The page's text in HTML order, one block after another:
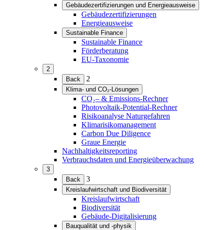
Gebäudezertifizierungen und Energieausweise
(Menü
erweitern)
Gebäudezertifizierungen
Energieausweise
Sustainable Finance
(Menü
erweitern)
Sustainable Finance
Förderberatung
EU-Taxonomie
2
(Menü
erweitern)
Back 2
Klima- und CO₂-Lösungen
(Menü
erweitern)
CO₂– & Emissions-Rechner
Photovoltaik-Potential-Rechner
Risikoanalyse Naturgefahren
Klimarisikomanagement
Carbon Due Diligence
Graue Energie
Nachhaltigkeitsreporting
Verbrauchsdaten und Energieüberwachung
3
(Menü
erweitern)
Back 3
Kreislaufwirtschaft und Biodiversität
(Menü
erweitern)
Kreislaufwirtschaft
Biodiversität
Gebäude-Digitalisierung
Bauqualität und -physik